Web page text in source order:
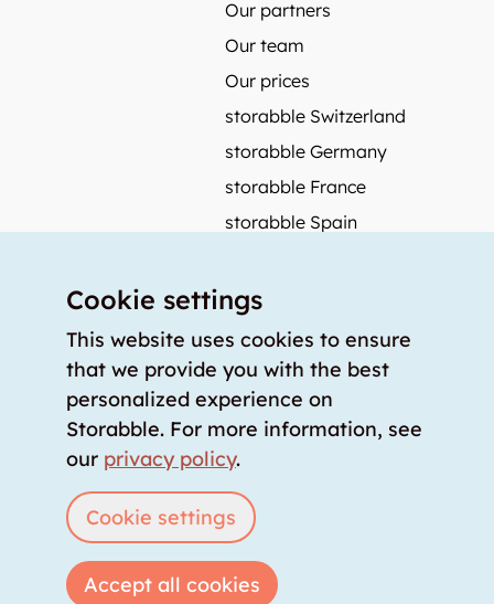
Our partners
Our team
Our prices
storabble Switzerland
storabble Germany
storabble France
storabble Spain
Press coverage
How to calculate the size of a storage room?
How much does a storage room cost?
For storage providers
Login List storage room
Cookie settings
This website uses cookies to ensure
that we provide you with the best
personalized experience on
Storabble. For more information, see
our privacy policy.
Cookie settings
Accept all cookies